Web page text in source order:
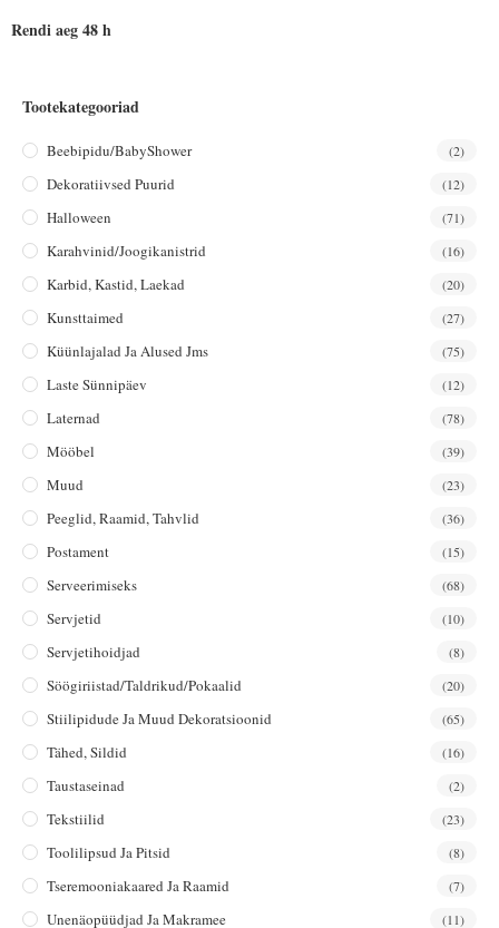
Rendi aeg 48 h
Tootekategooriad
Beebipidu/BabyShower (2)
Dekoratiivsed Puurid (12)
Halloween (71)
Karahvinid/joogikanistrid (16)
Karbid, Kastid, Laekad (20)
Kunsttaimed (27)
Küünlajalad Ja Alused Jms (75)
Laste Sünnipäev (12)
Laternad (78)
Mööbel (39)
Muud (23)
Peeglid, Raamid, Tahvlid (36)
Postament (15)
Serveerimiseks (68)
Servjetid (10)
Servjetihoidjad (8)
Söögiriistad/taldrikud/pokaalid (20)
Stiilipidude Ja Muud Dekoratsioonid (65)
Tähed, Sildid (16)
Taustaseinad (2)
Tekstiilid (23)
Toolilipsud Ja Pitsid (8)
Tseremooniakaared Ja Raamid (7)
Unenäopüüdjad Ja Makramee (11)